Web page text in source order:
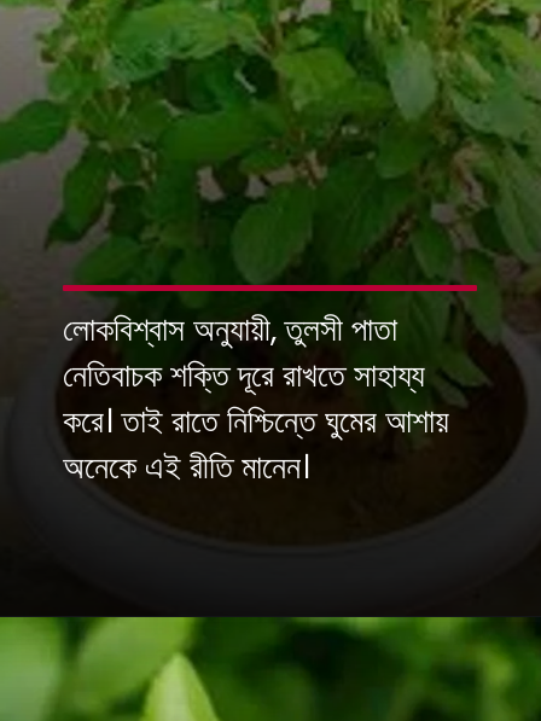
লোকবিশ্বাস অনুযায়ী, তুলসী পাতা
নেতিবাচক শক্তি দূরে রাখতে সাহায্য
করে। তাই রাতে নিশ্চিন্তে ঘুমের আশায়
অনেকে এই রীতি মানেন।